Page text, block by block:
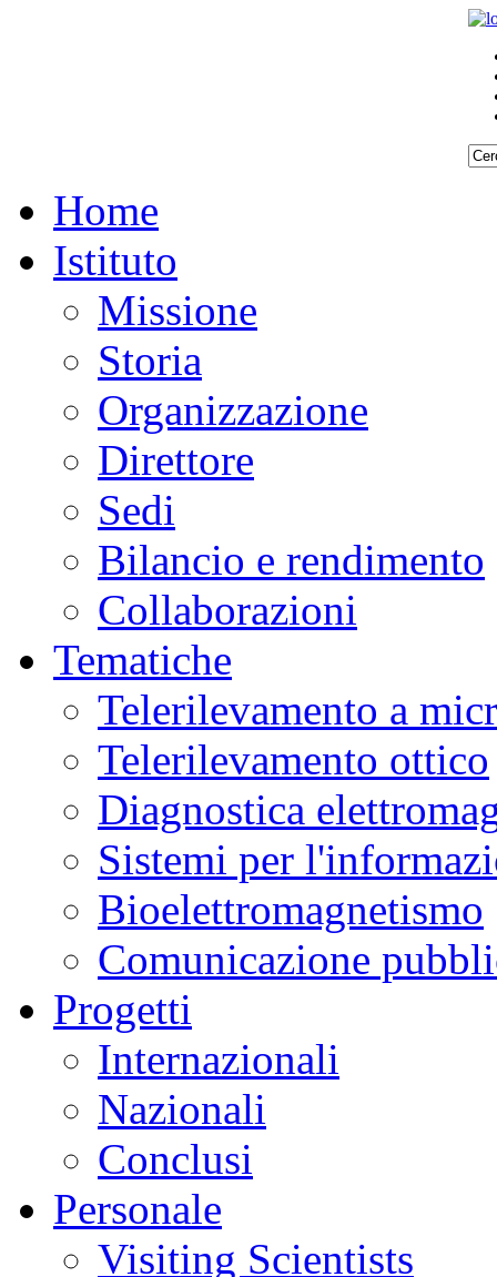
Home
Istituto
Missione
Storia
Organizzazione
Direttore
Sedi
Bilancio e rendimento
Collaborazioni
Tematiche
Telerilevamento a
Telerilevamento ottico
Diagnostica
Sistemi per
Bioelettromagnetismo
Comunicazione
Progetti
Internazionali
Nazionali
Conclusi
Personale
Visiting Scientists